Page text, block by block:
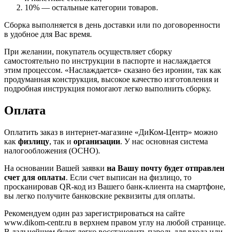
10% — остальные категории товаров.
Сборка выполняется в день доставки или по договоренности
в удобное для Вас время.
При желании, покупатель осуществляет сборку
самостоятельно по инструкции в паспорте и наслаждается
этим процессом. «Наслаждается» сказано без иронии, так как
продуманная конструкция, высокое качество изготовления и
подробная инструкция помогают легко выполнить сборку.
Оплата
Оплатить заказ в интернет-магазине «ДиКом-Центр» можно
как физлицу, так и организации. У нас основная система
налогообложения (ОСНО).
На основании Вашей заявки на Вашу почту будет отправлен
счет для оплаты. Если счет выписан на физлицо, то
просканировав QR-код из Вашего банк-клиента на смартфоне,
вы легко получите банковские реквизиты для оплаты.
Рекомендуем один раз зарегистрироваться на сайте
www.dikom-centr.ru в верхнем правом углу на любой странице.